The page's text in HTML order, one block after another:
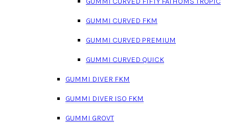
GUMMI CURVED FKM
GUMMI CURVED PREMIUM
GUMMI CURVED QUICK
GUMMI DIVER FKM
GUMMI DIVER ISO FKM
GUMMI GROVT